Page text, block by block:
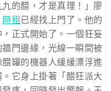
的醋，才是真理！」廖
時租 已經找上門了。他的
正式開始了。一個狂妄
門邊緣，光線一瞬間被
罐的機器人緩緩漂浮進
它身上掛著「醋狂派大